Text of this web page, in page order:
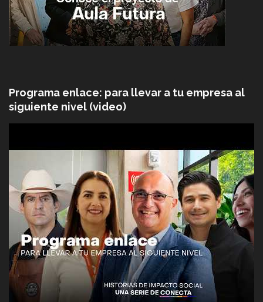
Programa enlace: para llevar a tu empresa al
siguiente nivel (video)